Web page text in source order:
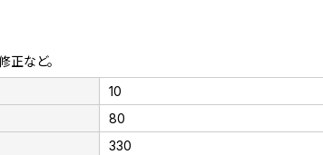
正など。
10
80
330